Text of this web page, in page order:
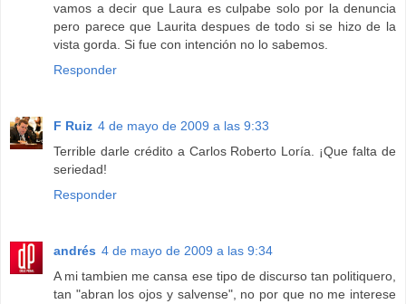
vamos a decir que Laura es culpabe solo por la denuncia
pero parece que Laurita despues de todo si se hizo de la
vista gorda. Si fue con intención no lo sabemos.
Responder
F Ruiz 4 de mayo de 2009 a las 9:33
Terrible darle crédito a Carlos Roberto Loría. ¡Que falta de
seriedad!
Responder
andrés 4 de mayo de 2009 a las 9:34
A mi tambien me cansa ese tipo de discurso tan politiquero,
tan "abran los ojos y salvense", no por que no me interese